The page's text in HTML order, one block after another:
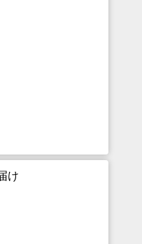
け